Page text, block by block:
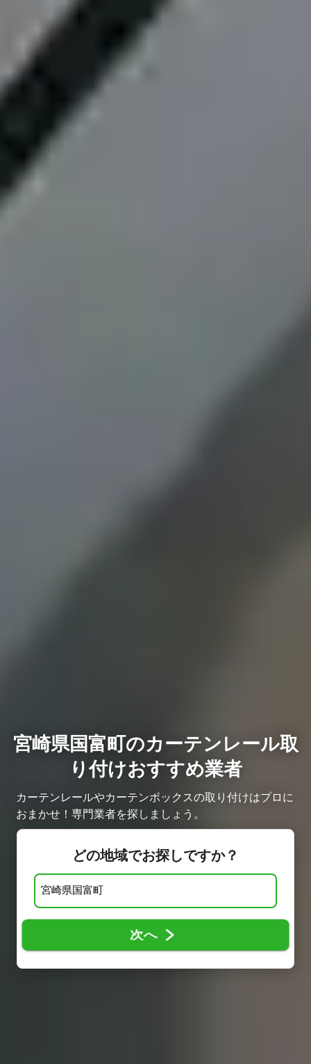
宮崎県国富町のカーテンレール取
り付けおすすめ業者
カーテンレールやカーテンボックスの取り付けはプロに
おまかせ！専門業者を探しましょう。
どの地域でお探しですか？
次へ